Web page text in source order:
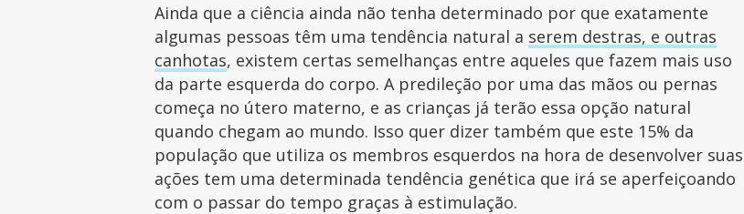
Ainda que a ciência ainda não tenha determinado por que exatamente
algumas pessoas têm uma tendência natural a serem destras, e outras
canhotas, existem certas semelhanças entre aqueles que fazem mais uso
da parte esquerda do corpo. A predileção por uma das mãos ou pernas
começa no útero materno, e as crianças já terão essa opção natural
quando chegam ao mundo. Isso quer dizer também que este 15% da
população que utiliza os membros esquerdos na hora de desenvolver suas
ações tem uma determinada tendência genética que irá se aperfeiçoando
com o passar do tempo graças à estimulação.